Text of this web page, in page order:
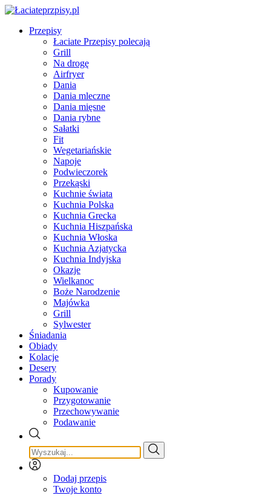
Przepisy
Łaciate Przepisy polecają
Grill
Na drogę
Airfryer
Dania
Dania mleczne
Dania mięsne
Dania rybne
Sałatki
Fit
Wegetariańskie
Napoje
Podwieczorek
Przekąski
Kuchnie świata
Kuchnia Polska
Kuchnia Grecka
Kuchnia Hiszpańska
Kuchnia Włoska
Kuchnia Azjatycka
Kuchnia Indyjska
Okazje
Wielkanoc
Boże Narodzenie
Majówka
Grill
Sylwester
Śniadania
Obiady
Kolacje
Desery
Porady
Kupowanie
Przygotowanie
Przechowywanie
Podawanie
Dodaj przepis
Twoje konto